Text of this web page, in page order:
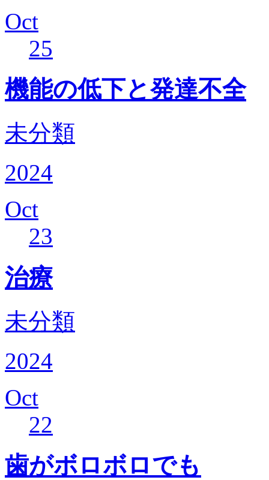
Oct
25
機能の低下と発達不全
未分類
2024
Oct
23
治療
未分類
2024
Oct
22
歯がボロボロでも